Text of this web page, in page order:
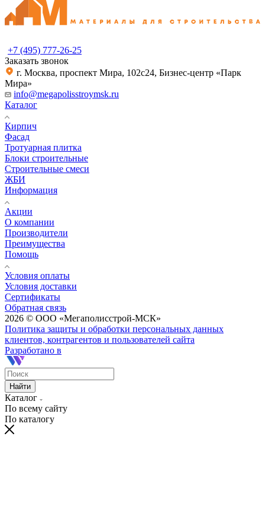
+7 (495) 777-26-25
Заказать звонок
г. Москва, проспект Мира, 102с24, Бизнес-центр «Парк
Мира»
info@megapolisstroymsk.ru
Каталог
Кирпич
Фасад
Тротуарная плитка
Блоки строительные
Строительные смеси
ЖБИ
Информация
Акции
О компании
Производители
Преимущества
Помощь
Условия оплаты
Условия доставки
Сертификаты
Обратная связь
2026 © ООО «Мегаполисстрой-МСК»
Политика защиты и обработки персональных данных
клиентов, контрагентов и пользователей сайта
Разработано в
Найти
Каталог
По всему сайту
По каталогу